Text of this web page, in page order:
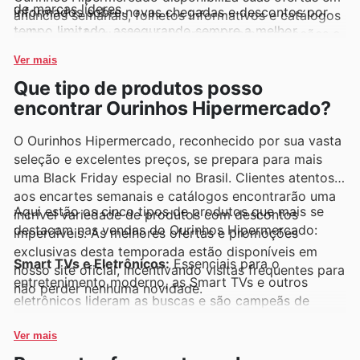
anúncios semanais, folhetos informativos e catálogos
online, que frequentemente apresentam promoções e
descontos exclusivos.
informados sobre novas chegadas e descontos por
tempo limitado, assegurando sempre a melhor
de marcas líderes.
Ver mais
Que tipo de produtos posso
encontrar Ourinhos Hipermercado?
O Ourinhos Hipermercado, reconhecido por sua vasta
seleção e excelentes preços, se prepara para mais
uma Black Friday especial no Brasil. Clientes atentos
aos encartes semanais e catálogos encontrarão uma
incrível variedade de produtos com descontos
imperdíveis. As melhores ofertas e promoções
exclusivas desta temporada estão disponíveis em
nosso site oficial, incentivando visitas frequentes para
não perder nenhuma novidade.
Aqui estão os cinco tipos de produtos que mais se
destacam nas vendas do Ourinhos Hipermercado:
Smart TVs e Eletrônicos:Essenciais para o
entretenimento moderno, as Smart TVs e outros
eletrônicos lideram as buscas e são campeãs de
Garanta os modelos mais desejados com ofertas
especiais nos encartes do Ourinhos Hipermercado.
Ver mais